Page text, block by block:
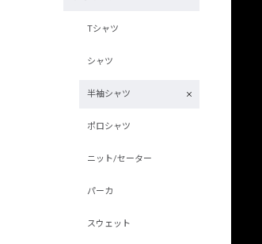
Tシャツ
シャツ
半袖シャツ
ポロシャツ
ニット/セーター
パーカ
スウェット